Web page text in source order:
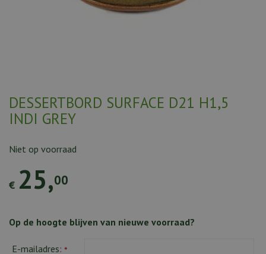
DESSERTBORD SURFACE D21 H1,5
INDI GREY
€ 25,00
Niet op voorraad
Op de hoogte blijven van nieuwe voorraad?
E-mailadres: *